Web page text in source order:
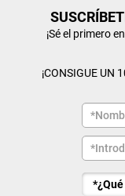
¡Sé el primero
¡CONSIGUE UN